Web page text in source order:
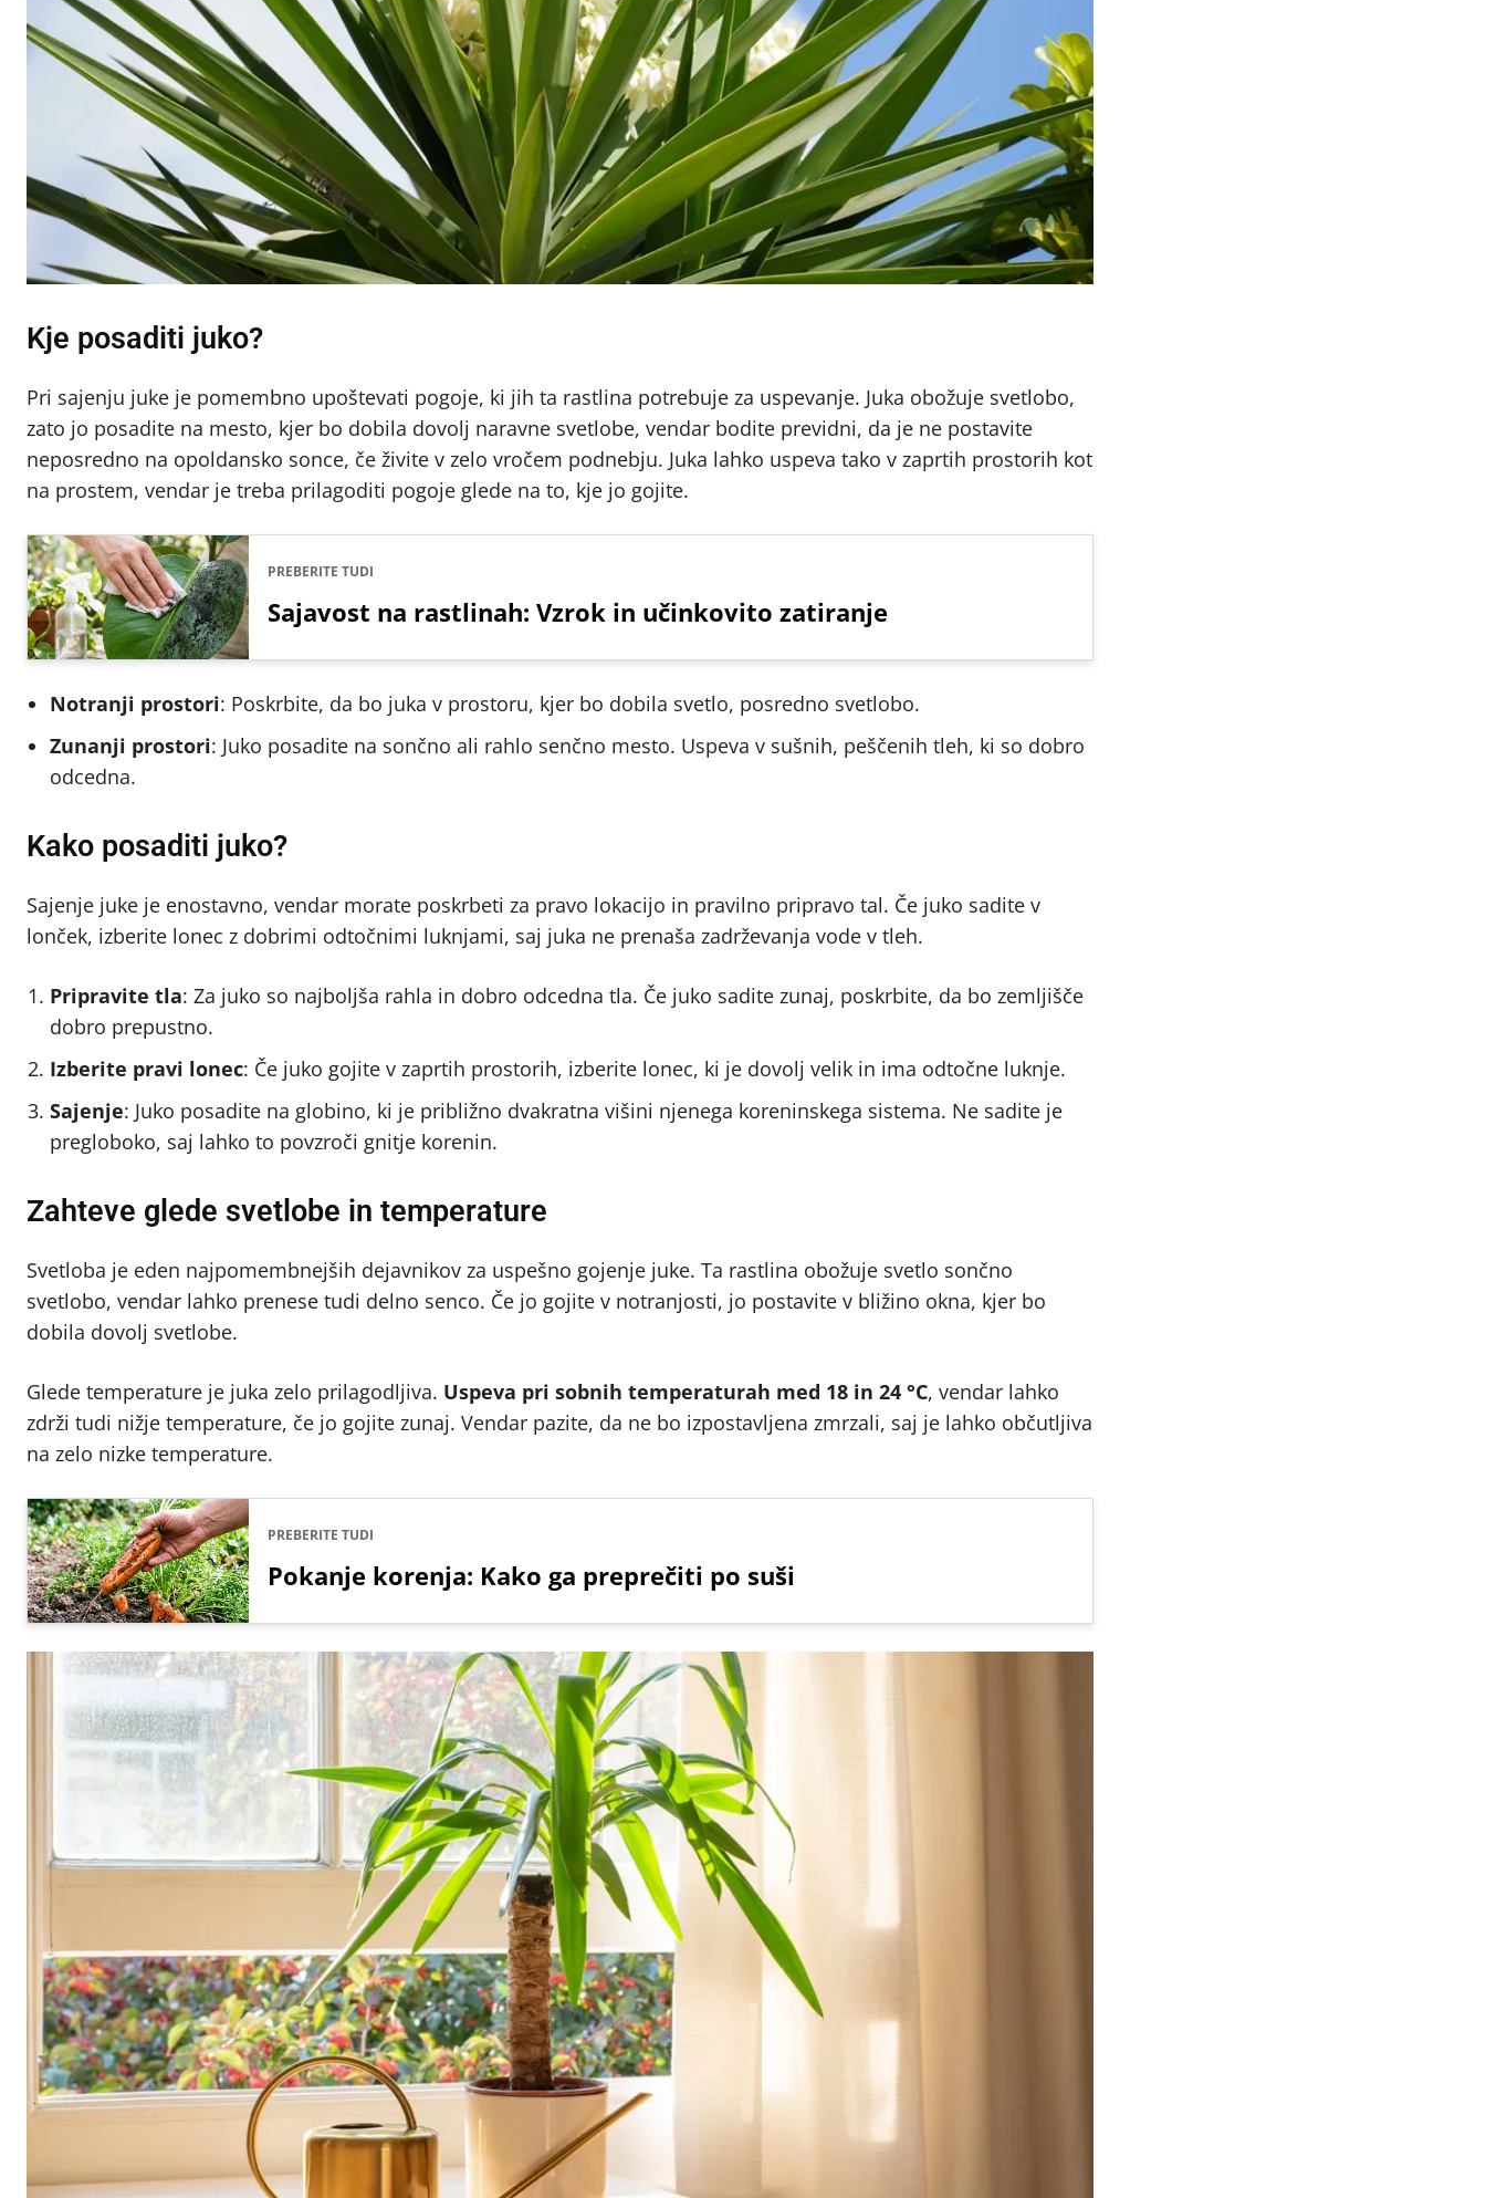
Kje posaditi juko?
Pri sajenju juke je pomembno upoštevati pogoje, ki jih ta rastlina potrebuje za uspevanje. Juka obožuje svetlobo,
zato jo posadite na mesto, kjer bo dobila dovolj naravne svetlobe, vendar bodite previdni, da je ne postavite
neposredno na opoldansko sonce, če živite v zelo vročem podnebju. Juka lahko uspeva tako v zaprtih prostorih kot
na prostem, vendar je treba prilagoditi pogoje glede na to, kje jo gojite.
PREBERITE TUDI
Sajavost na rastlinah: Vzrok in učinkovito zatiranje
Notranji prostori: Poskrbite, da bo juka v prostoru, kjer bo dobila svetlo, posredno svetlobo.
Zunanji prostori: Juko posadite na sončno ali rahlo senčno mesto. Uspeva v sušnih, peščenih tleh, ki so dobro
odcedna.
Kako posaditi juko?
Sajenje juke je enostavno, vendar morate poskrbeti za pravo lokacijo in pravilno pripravo tal. Če juko sadite v
lonček, izberite lonec z dobrimi odtočnimi luknjami, saj juka ne prenaša zadrževanja vode v tleh.
Pripravite tla: Za juko so najboljša rahla in dobro odcedna tla. Če juko sadite zunaj, poskrbite, da bo zemljišče
dobro prepustno.
Izberite pravi lonec: Če juko gojite v zaprtih prostorih, izberite lonec, ki je dovolj velik in ima odtočne luknje.
Sajenje: Juko posadite na globino, ki je približno dvakratna višini njenega koreninskega sistema. Ne sadite je
pregloboko, saj lahko to povzroči gnitje korenin.
Zahteve glede svetlobe in temperature
Svetloba je eden najpomembnejših dejavnikov za uspešno gojenje juke. Ta rastlina obožuje svetlo sončno
svetlobo, vendar lahko prenese tudi delno senco. Če jo gojite v notranjosti, jo postavite v bližino okna, kjer bo
dobila dovolj svetlobe.
Glede temperature je juka zelo prilagodljiva. Uspeva pri sobnih temperaturah med 18 in 24 °C, vendar lahko
zdrži tudi nižje temperature, če jo gojite zunaj. Vendar pazite, da ne bo izpostavljena zmrzali, saj je lahko občutljiva
na zelo nizke temperature.
PREBERITE TUDI
Pokanje korenja: Kako ga preprečiti po suši